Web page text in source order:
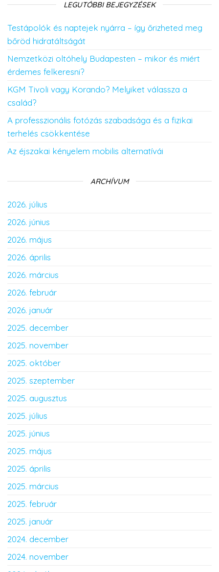
LEGUTÓBBI BEJEGYZÉSEK
Testápolók és naptejek nyárra – így őrizheted meg
bőröd hidratáltságát
Nemzetközi oltóhely Budapesten – mikor és miért
érdemes felkeresni?
KGM Tivoli vagy Korando? Melyiket válassza a
család?
A professzionális fotózás szabadsága és a fizikai
terhelés csökkentése
Az éjszakai kényelem mobilis alternatívái
ARCHÍVUM
2026. július
2026. június
2026. május
2026. április
2026. március
2026. február
2026. január
2025. december
2025. november
2025. október
2025. szeptember
2025. augusztus
2025. július
2025. június
2025. május
2025. április
2025. március
2025. február
2025. január
2024. december
2024. november